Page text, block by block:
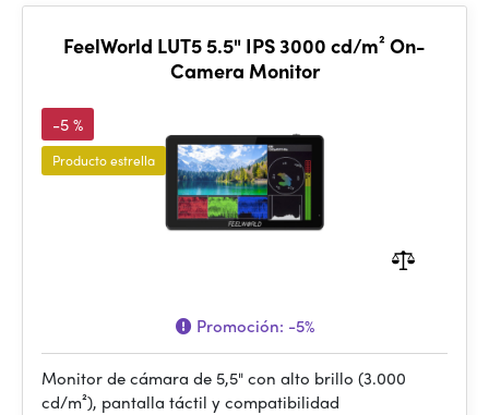
FeelWorld LUT5 5.5" IPS 3000 cd/m² On-
Camera Monitor
-5 %
Producto estrella
Promoción: -5%
Monitor de cámara de 5,5" con alto brillo (3.000
cd/m²), pantalla táctil y compatibilidad